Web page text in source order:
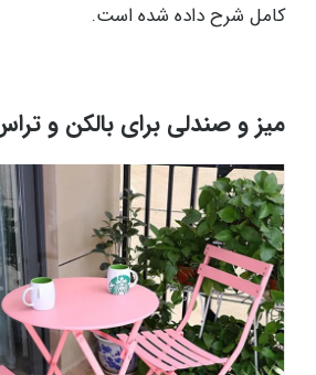
کامل شرح داده شده است.
میز و صندلی برای بالکن و تراس